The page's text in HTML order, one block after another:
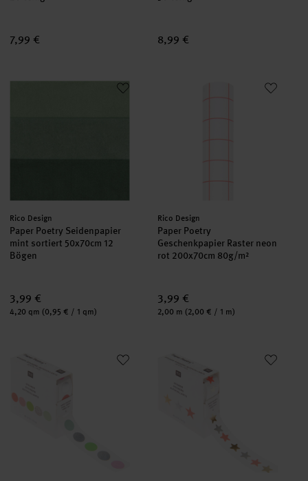
7,99 € 8,99 €
Paper Poetry Seidenpapier mint sortiert 50x70cm 12 Bögen
Hersteller:
Rico Design
Paper Poetry Seidenpapier
mint sortiert 50x70cm 12
Bögen
3,99 €
Inhalt:
4,20 qm (0,95 € / 1 qm)
Paper Poetry
Hersteller:
Rico Design
Paper Poetry
Geschenkpapier Raster neon
rot 200x70cm 80g/m²
3,99 €
Inhalt:
2,00 m (2,00 € / 1 m)
Paper Poetry Mini-Sticker Kreise Neon/Silber auf der Rolle
Paper Poetry Mini-Sticker